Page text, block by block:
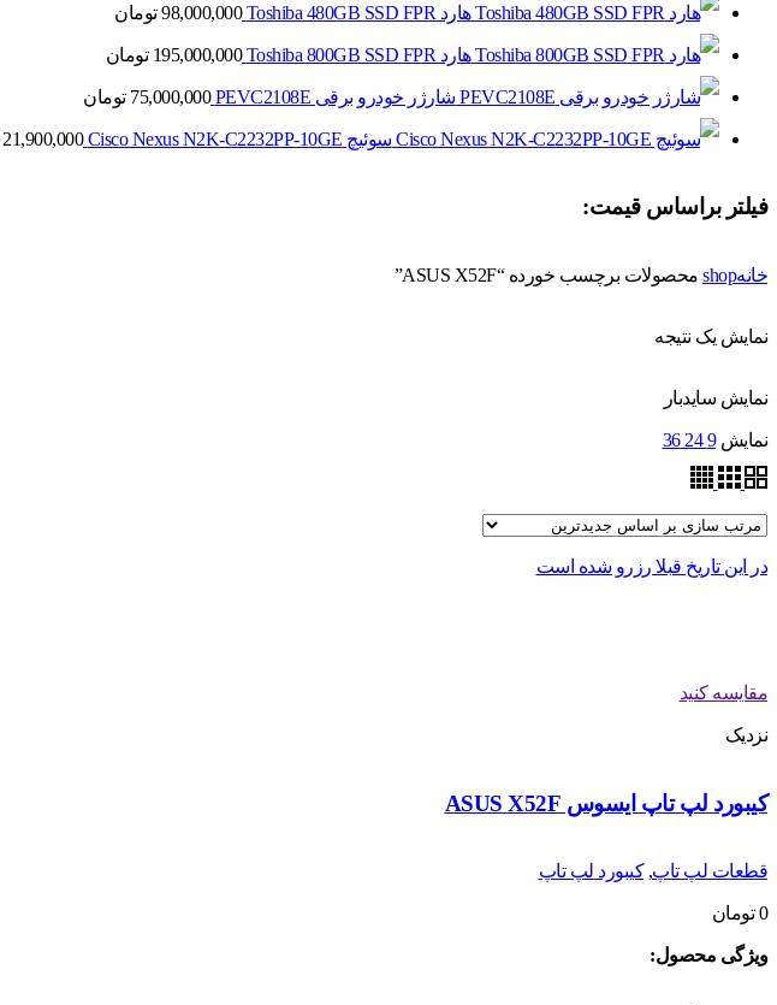
هارد Toshiba 480GB SSD FPR 98,000,000 تومان
هارد Toshiba 800GB SSD FPR 195,000,000 تومان
شارژر خودرو برقی PEVC2108E 75,000,000 تومان
سوئیچ Cisco Nexus N2K-C2232PP-10GE 21,900,000
فیلتر براساس قیمت:
خانهshop محصولات برچسب خورده “ASUS X52F”
نمایش یک نتیجه
نمایش سایدبار
نمایش 9
24
36
در این تاریخ قبلا رزرو شده است
مقایسه کنید
نزدیک
کیبورد لپ تاپ ایسوس ASUS X52F
قطعات لپ تاپ,کیبورد لپ تاپ
0 تومان
ویژگی محصول: